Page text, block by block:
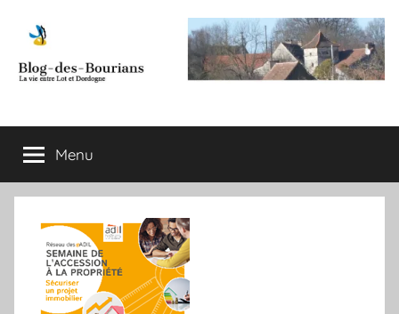
contenu
des
Bourians
vie
entre
Lot
et
Menu